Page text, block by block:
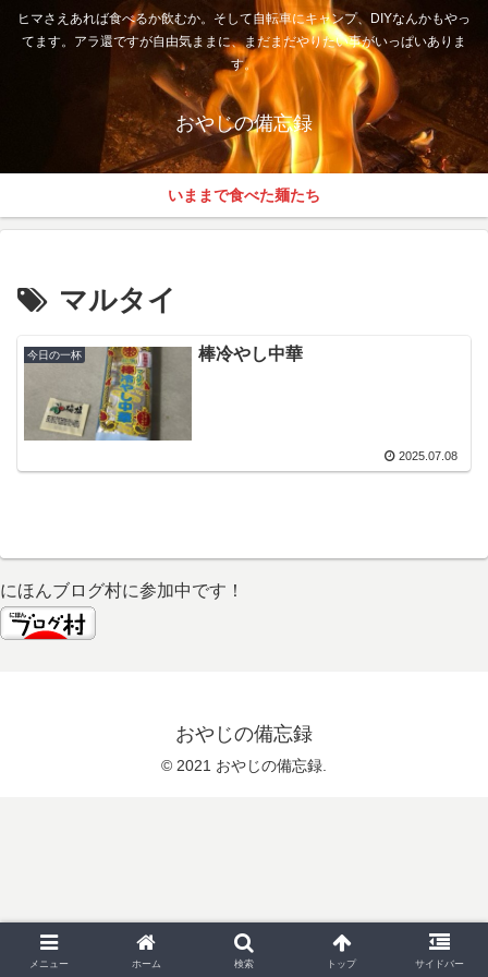
ヒマさえあれば食べるか飲むか。そして自転車にキャンプ、DIYなんかもやっ
てます。アラ還ですが自由気ままに、まだまだやりたい事がいっぱいありま
す。
おやじの備忘録
いままで食べた麺たち
マルタイ
今日の一杯 棒冷やし中華
2025.07.08
にほんブログ村に参加中です！
おやじの備忘録
© 2021 おやじの備忘録.
メニュー ホーム 検索 トップ サイドバー